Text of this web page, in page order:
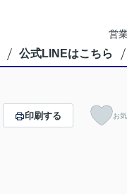
営
公式LINEはこちら
印刷する お